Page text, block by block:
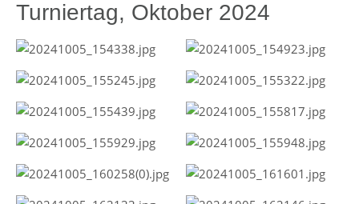
Turniertag, Oktober 2024